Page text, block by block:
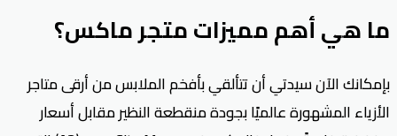
ما هي أهم مميزات متجر ماكس؟
بإمكانك الآن سيدتي أن تتألقي بأفخم الملابس من أرقى متاجر
الأزياء المشهورة عالميًا بجودة منقطعة النظير مقابل أسعار